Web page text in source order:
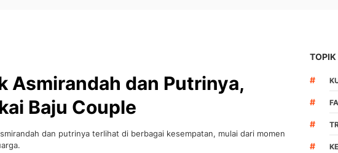
Asmirandah dan Putrinya,
Baju Couple
dan putrinya terlihat di berbagai kesempatan, mulai dari momen
TOPIK
#
#
#
#